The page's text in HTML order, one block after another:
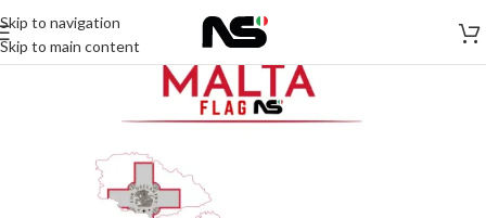
Skip to navigation
Skip to main content